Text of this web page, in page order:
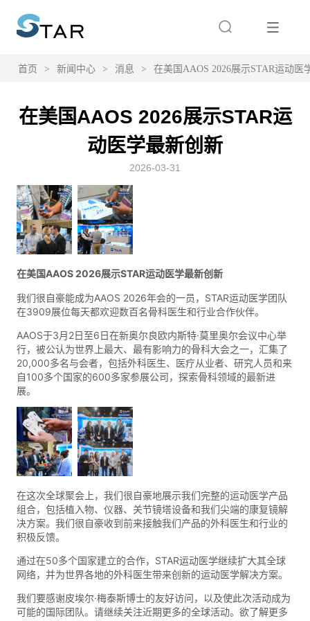
首页 > 新闻中心 > 消息 > 在美国AAOS 2026展示STAR运动医
在美国AAOS 2026展示STAR运
动医学最新创新
2026-03-31